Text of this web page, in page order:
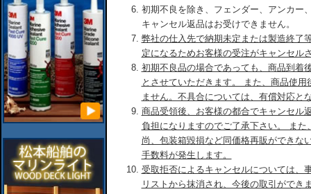
初期不良を除き、フェンダー、アンカー
キャンセル返品はお受けできません。
弊社の仕入先で納期未定または製造終了
定になるためお客様の受注がキャンセル
初期不良品の場合であっても、商品到着
とさせていただきます。 また、商品使
ません。不具合については、有償対応と
商品受領後、お客様の都合でキャンセル
負担になりますのでご了承下さい。 ま
尚、包装箱毀損など同価格再販ができな
手数料が発生します。
受取拒否によるキャンセルについては、
リストから抹消され、今後の取引ができ